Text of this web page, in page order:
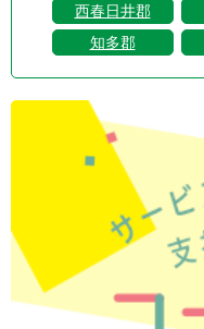
西春日井郡
知多郡